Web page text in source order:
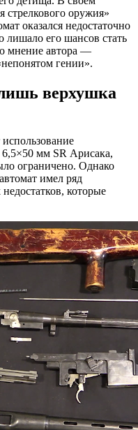
оружия»
оказался недостаточно
его шансов стать
мнение автора —
гении».
верхушка
6,5×50 мм SR Арисака,
ограничено. Однако
имел ряд
которые